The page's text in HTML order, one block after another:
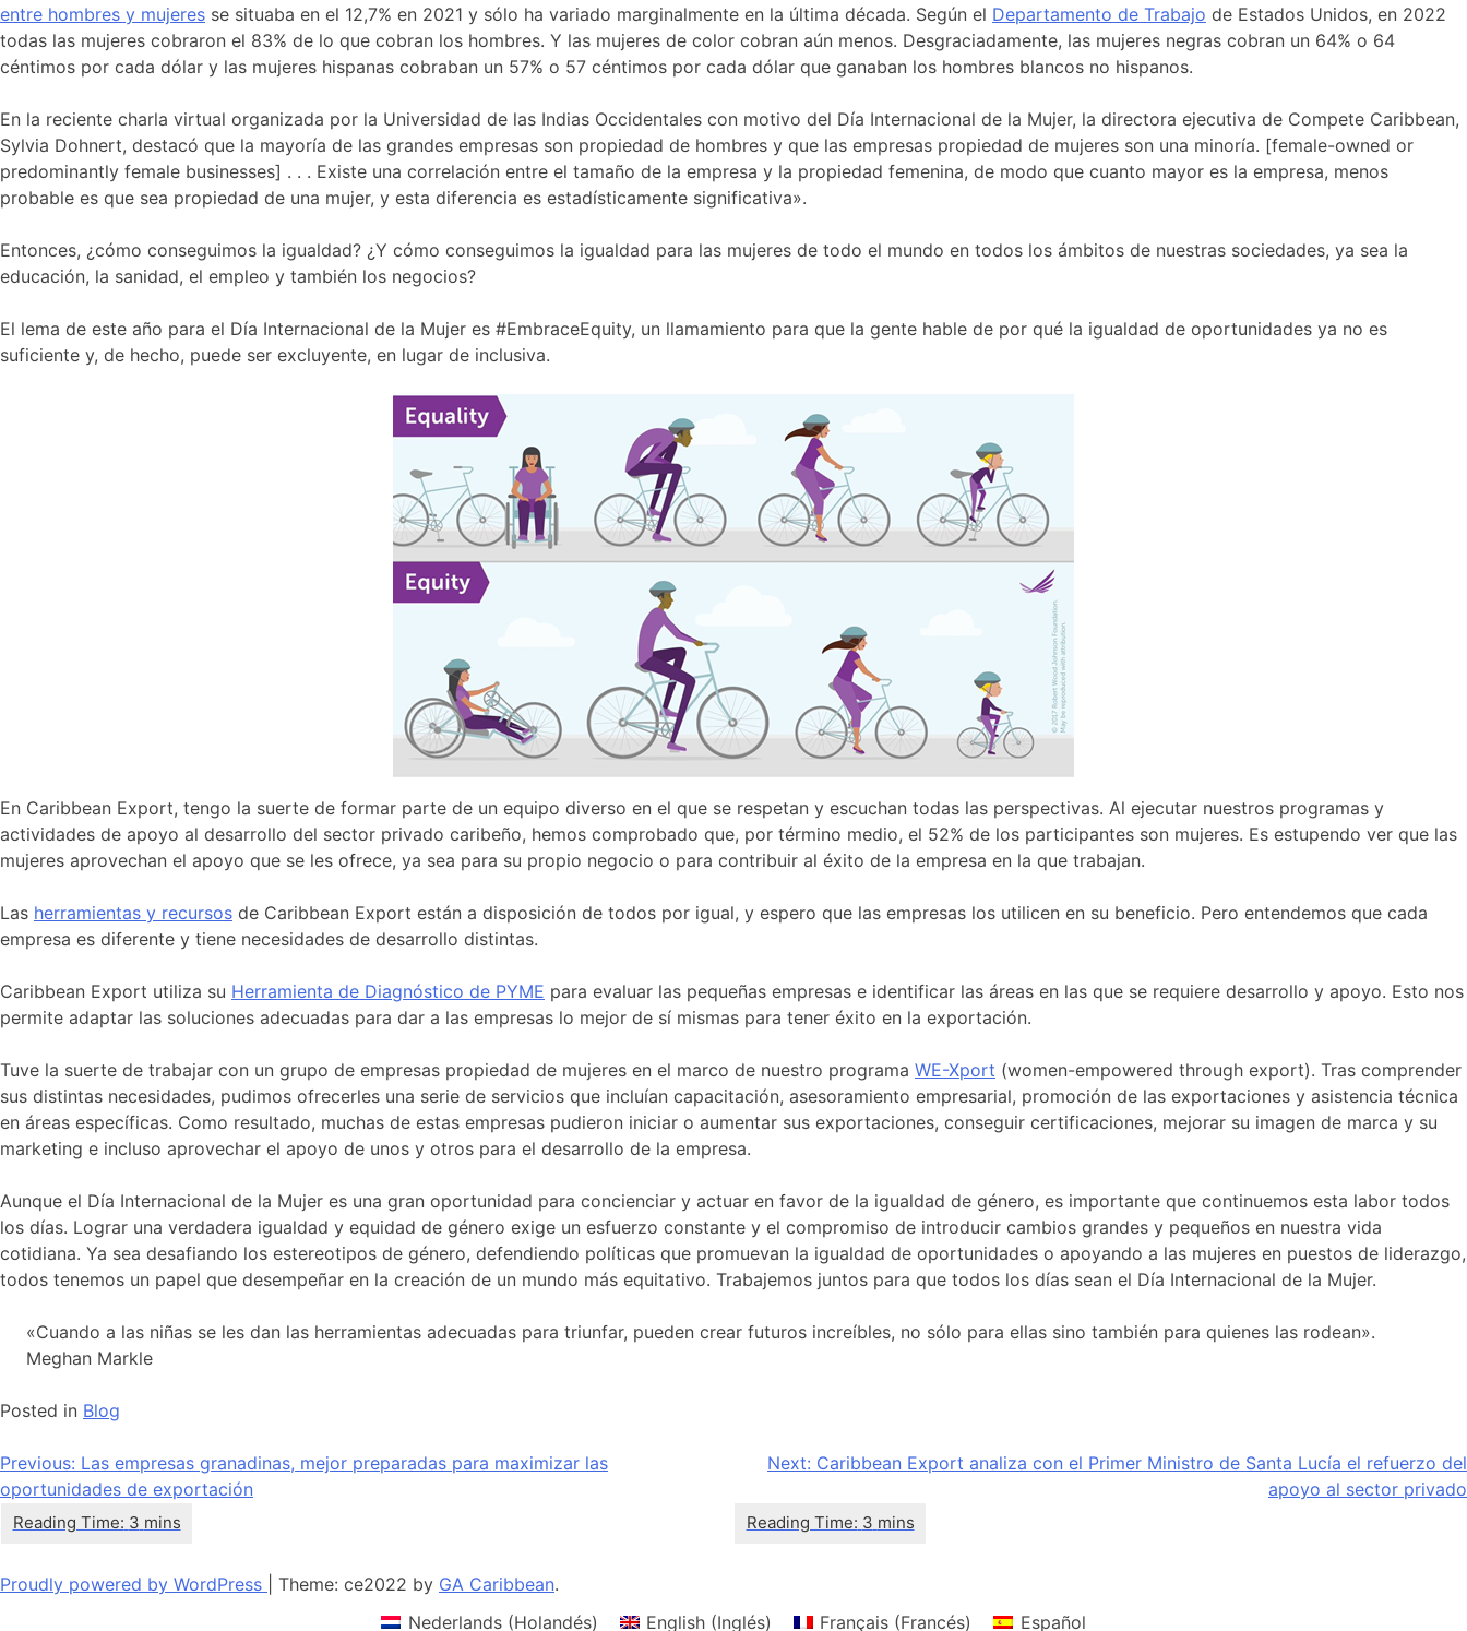
entre hombres y mujeres se situaba en el 12,7% en 2021 y sólo ha variado marginalmente en la última década. Según el Departamento de Trabajo de Estados Unidos, en 2022
todas las mujeres cobraron el 83% de lo que cobran los hombres. Y las mujeres de color cobran aún menos. Desgraciadamente, las mujeres negras cobran un 64% o 64
céntimos por cada dólar y las mujeres hispanas cobraban un 57% o 57 céntimos por cada dólar que ganaban los hombres blancos no hispanos.
En la reciente charla virtual organizada por la Universidad de las Indias Occidentales con motivo del Día Internacional de la Mujer, la directora ejecutiva de Compete Caribbean,
Sylvia Dohnert, destacó que la mayoría de las grandes empresas son propiedad de hombres y que las empresas propiedad de mujeres son una minoría. [female-owned or
predominantly female businesses] . . . Existe una correlación entre el tamaño de la empresa y la propiedad femenina, de modo que cuanto mayor es la empresa, menos
probable es que sea propiedad de una mujer, y esta diferencia es estadísticamente significativa».
Entonces, ¿cómo conseguimos la igualdad? ¿Y cómo conseguimos la igualdad para las mujeres de todo el mundo en todos los ámbitos de nuestras sociedades, ya sea la
educación, la sanidad, el empleo y también los negocios?
El lema de este año para el Día Internacional de la Mujer es #EmbraceEquity, un llamamiento para que la gente hable de por qué la igualdad de oportunidades ya no es
suficiente y, de hecho, puede ser excluyente, en lugar de inclusiva.
En Caribbean Export, tengo la suerte de formar parte de un equipo diverso en el que se respetan y escuchan todas las perspectivas. Al ejecutar nuestros programas y
actividades de apoyo al desarrollo del sector privado caribeño, hemos comprobado que, por término medio, el 52% de los participantes son mujeres. Es estupendo ver que las
mujeres aprovechan el apoyo que se les ofrece, ya sea para su propio negocio o para contribuir al éxito de la empresa en la que trabajan.
Las herramientas y recursos de Caribbean Export están a disposición de todos por igual, y espero que las empresas los utilicen en su beneficio. Pero entendemos que cada
empresa es diferente y tiene necesidades de desarrollo distintas.
Caribbean Export utiliza su Herramienta de Diagnóstico de PYME para evaluar las pequeñas empresas e identificar las áreas en las que se requiere desarrollo y apoyo. Esto nos
permite adaptar las soluciones adecuadas para dar a las empresas lo mejor de sí mismas para tener éxito en la exportación.
Tuve la suerte de trabajar con un grupo de empresas propiedad de mujeres en el marco de nuestro programa WE-Xport (women-empowered through export). Tras comprender
sus distintas necesidades, pudimos ofrecerles una serie de servicios que incluían capacitación, asesoramiento empresarial, promoción de las exportaciones y asistencia técnica
en áreas específicas. Como resultado, muchas de estas empresas pudieron iniciar o aumentar sus exportaciones, conseguir certificaciones, mejorar su imagen de marca y su
marketing e incluso aprovechar el apoyo de unos y otros para el desarrollo de la empresa.
Aunque el Día Internacional de la Mujer es una gran oportunidad para concienciar y actuar en favor de la igualdad de género, es importante que continuemos esta labor todos
los días. Lograr una verdadera igualdad y equidad de género exige un esfuerzo constante y el compromiso de introducir cambios grandes y pequeños en nuestra vida
cotidiana. Ya sea desafiando los estereotipos de género, defendiendo políticas que promuevan la igualdad de oportunidades o apoyando a las mujeres en puestos de liderazgo,
todos tenemos un papel que desempeñar en la creación de un mundo más equitativo. Trabajemos juntos para que todos los días sean el Día Internacional de la Mujer.
«Cuando a las niñas se les dan las herramientas adecuadas para triunfar, pueden crear futuros increíbles, no sólo para ellas sino también para quienes las rodean».
Meghan Markle
Posted in Blog
Navegación
de
Previous: Las empresas granadinas, mejor preparadas para maximizar las
oportunidades de exportación
Next: Caribbean Export analiza con el Primer Ministro de Santa Lucía el refuerzo del
apoyo al sector privado
Proudly powered by WordPress Theme: ce2022 by GA Caribbean.
Nederlands(Holandés) English (Inglés) Français (Francés) Español